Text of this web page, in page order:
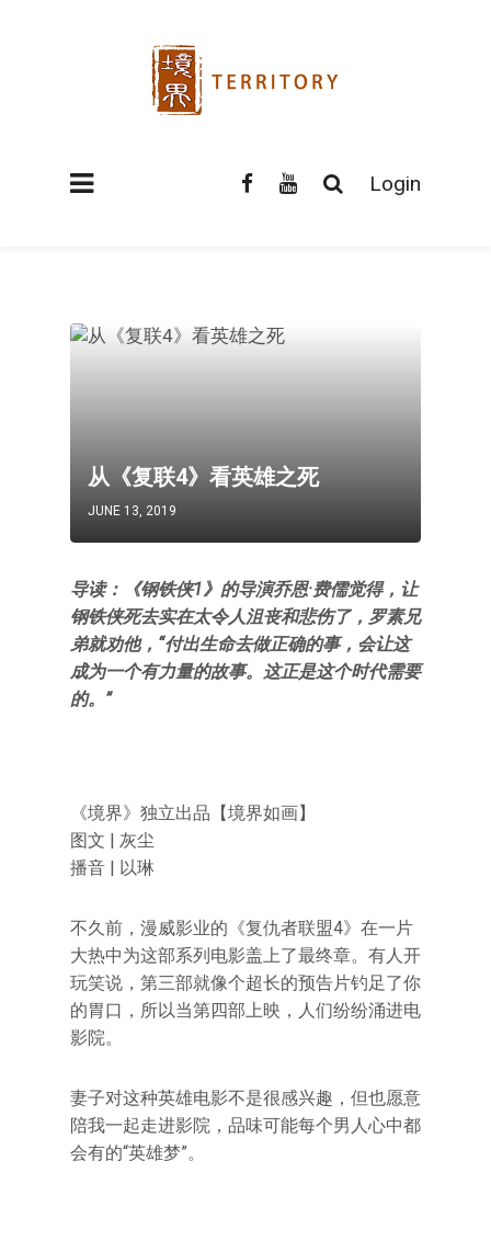
Login
从《复联4》看英雄之死
JUNE 13, 2019
导读：《钢铁侠1》的导演乔恩·费儒觉得，让
钢铁侠死去实在太令人沮丧和悲伤了，罗素兄
弟就劝他，“付出生命去做正确的事，会让这
成为一个有力量的故事。这正是这个时代需要
的。”
《境界》独立出品【境界如画】
图文 | 灰尘
播音 | 以琳
不久前，漫威影业的《复仇者联盟4》在一片
大热中为这部系列电影盖上了最终章。有人开
玩笑说，第三部就像个超长的预告片钓足了你
的胃口，所以当第四部上映，人们纷纷涌进电
影院。
妻子对这种英雄电影不是很感兴趣，但也愿意
陪我一起走进影院，品味可能每个男人心中都
会有的“英雄梦”。